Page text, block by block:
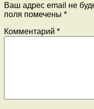
Ваш адрес email не
поля помечены *
Комментарий *